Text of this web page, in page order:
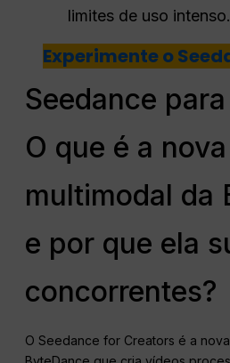
limites de uso intenso.
Experimente o
Seedance
O que é a
multimodal da
e por que ela
concorrentes?
O Seedance for Creators é a